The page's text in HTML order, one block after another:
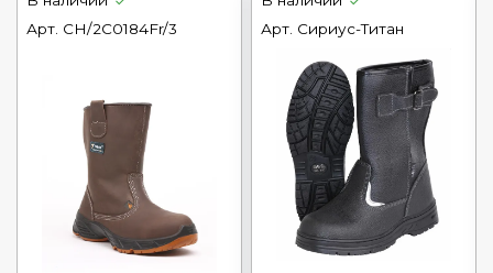
Арт. CH/2C0184Fr/3
Арт. Сириус-Титан